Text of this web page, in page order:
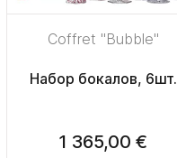
Coffret "Bubble"
Набор бокалов, 6шт.
1 365,00 €